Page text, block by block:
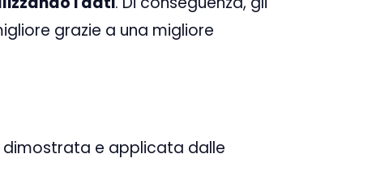
grazie a una migliore
dimostrata e applicata dalle